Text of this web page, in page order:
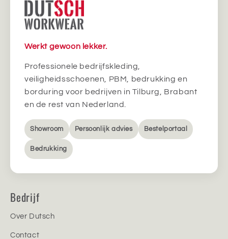
Werkt gewoon lekker.
Professionele bedrijfskleding,
veiligheidsschoenen, PBM, bedrukking en
borduring voor bedrijven in Tilburg, Brabant
en de rest van Nederland.
Showroom Persoonlijk advies Bestelportaal
Bedrukking
Bedrijf
Over Dutsch
Contact